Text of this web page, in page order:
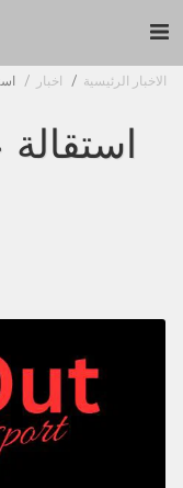
الاخبار الرئيسية اخبار